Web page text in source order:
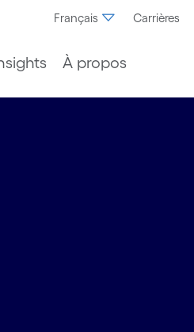
Français Carrières
À propos